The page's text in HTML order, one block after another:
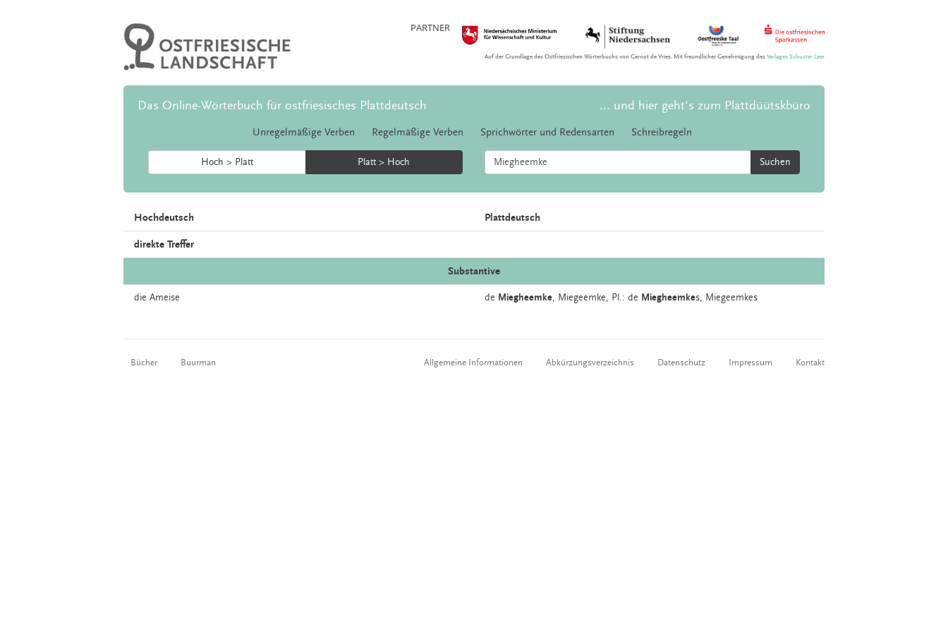
PARTNER
Auf der Grundlage des Ostfriesischen Wörterbuchs von Gernot de Vries. Mit freundlicher Genehmigung desVerlages Schuster Leer
Das Online-Wörterbuch für ostfriesisches Plattdeutsch ... und hier geht's zum Plattdüütskbüro
Unregelmäßige Verben Regelmäßige Verben Sprichwörter und Redensarten Schreibregeln
Hoch > Platt Platt > Hoch Suchen
Hochdeutsch Plattdeutsch
direkte Treffer
Substantive
die Ameise de Miegheemke, Miegeemke, Pl.: de Miegheemkes, Miegeemkes
Bücher Buurman Allgemeine Informationen Abkürzungsverzeichnis Datenschutz Impressum Kontakt